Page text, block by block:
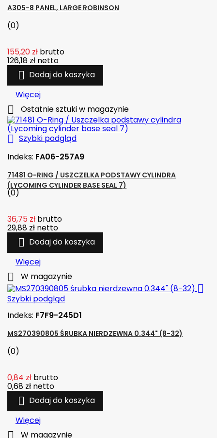
A305-8 PANEL, LARGE ROBINSON
(0)
155,20 zł brutto
126,18 zł netto
 Dodaj do koszyka
Więcej
 Ostatnie sztuki w magazynie
 Szybki podgląd
Indeks: FA06-257A9
71481 O-RING / USZCZELKA PODSTAWY CYLINDRA
(LYCOMING CYLINDER BASE SEAL 7)
(0)
36,75 zł brutto
29,88 zł netto
 Dodaj do koszyka
Więcej
 W magazynie

Szybki podgląd
Indeks: F7F9-245D1
MS270390805 ŚRUBKA NIERDZEWNA 0.344" (8-32)
(0)
0,84 zł brutto
0,68 zł netto
 Dodaj do koszyka
Więcej
W magazynie